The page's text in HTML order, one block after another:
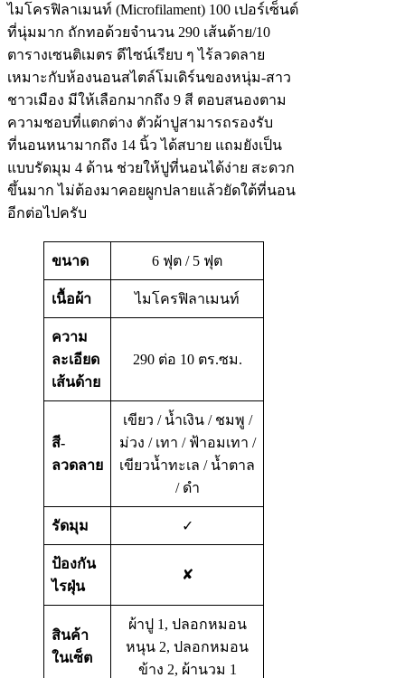
ไมโครฟิลาเมนท์ (Microfilament) 100 เปอร์เซ็นต์
ที่นุ่มมาก ถักทอด้วยจำนวน 290 เส้นด้าย/10
ตารางเซนติเมตร ดีไซน์เรียบ ๆ ไร้ลวดลาย
เหมาะกับห้องนอนสไตล์โมเดิร์นของหนุ่ม-สาว
ชาวเมือง มีให้เลือกมากถึง 9 สี ตอบสนองตาม
ความชอบที่แตกต่าง ตัวผ้าปูสามารถรองรับ
ที่นอนหนามากถึง 14 นิ้ว ได้สบาย แถมยังเป็น
แบบรัดมุม 4 ด้าน ช่วยให้ปูที่นอนได้ง่าย สะดวก
ขึ้นมาก ไม่ต้องมาคอยผูกปลายแล้วยัดใต้ที่นอน
อีกต่อไปครับ
ขนาด 6 ฟุต / 5 ฟุต
เนื้อผ้า ไมโครฟิลาเมนท์
ความ
ละเอียด
เส้นด้าย
290 ต่อ 10 ตร.ซม.
สี-
ลวดลาย
เขียว / น้ำเงิน / ชมพู /
ม่วง / เทา / ฟ้าอมเทา /
เขียวน้ำทะเล / น้ำตาล
/ ดำ
รัดมุม ✓
ป้องกัน
ไรฝุ่น
✘
สินค้า
ในเซ็ต
ผ้าปู 1, ปลอกหมอน
หนุน 2, ปลอกหมอน
ข้าง 2, ผ้านวม 1